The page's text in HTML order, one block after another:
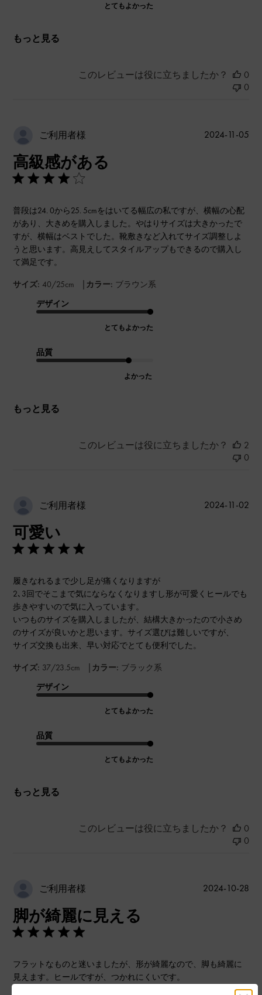
とてもよかった
もっと見る
このレビューは役に立ちましたか？
0
0
ご利用者様
高級感がある
普段は24. 0から25. 5cmをはいてる幅広の私ですが、横幅の心配
があり、大きめを購入しました。やはりサイズは大きかったで
すが、横幅はベストでした。靴敷きなど入れてサイズ調整しよ
うと思います。高見えしてスタイルアップもできるので購入し
て満足です。
サイズ: 40/25cm | カラー: ブラウン系
デザイン
とてもよかった
品質
よかった
もっと見る
公
2024-11-05
このレビューは役に立ちましたか？
2
0
ご利用者様
可愛い
履きなれるまで少し足が痛くなりますが
2､3回でそこまで気にならなくなりますし形が可愛くヒールでも
歩きやすいので気に入っています。
いつものサイズを購入しましたが、結構大きかったので小さめ
のサイズが良いかと思います。サイズ選びは難しいですが、
サイズ交換も出来、早い対応でとても便利でした。
サイズ: 37/23.5cm | カラー: ブラック系
デザイン
とてもよかった
品質
とてもよかった
もっと見る
公
2024-11-02
このレビューは役に立ちましたか？
0
0
ご利用者様
脚が綺麗に見える
フラットなものと迷いましたが、形が綺麗なので、脚も綺麗に
見えます。ヒールですが、つかれにくいです。
公
2024-10-28